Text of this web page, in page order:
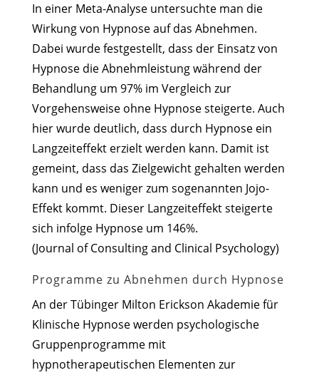
In einer Meta-Analyse untersuchte man die
Wirkung von Hypnose auf das Abnehmen.
Dabei wurde festgestellt, dass der Einsatz von
Hypnose die Abnehmleistung während der
Behandlung um 97% im Vergleich zur
Vorgehensweise ohne Hypnose steigerte. Auch
hier wurde deutlich, dass durch Hypnose ein
Langzeiteffekt erzielt werden kann. Damit ist
gemeint, dass das Zielgewicht gehalten werden
kann und es weniger zum sogenannten Jojo-
Effekt kommt. Dieser Langzeiteffekt steigerte
sich infolge Hypnose um 146%.
(Journal of Consulting and Clinical Psychology)
Programme zu Abnehmen durch Hypnose
An der Tübinger Milton Erickson Akademie für
Klinische Hypnose werden psychologische
Gruppenprogramme mit
hypnotherapeutischen Elementen zur